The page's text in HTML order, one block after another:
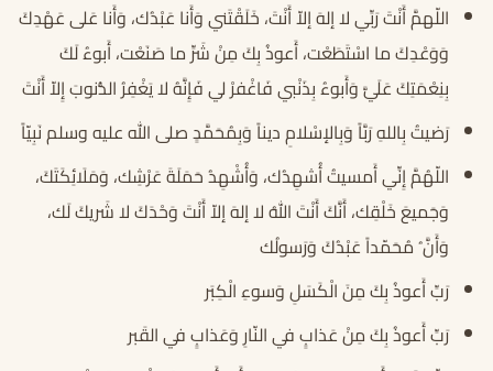
اللّهمَّ أَنْتَ رَبِّي لا إلهَ إلاّ أَنْتَ، خَلَقْتَني وَأَنا عَبْدُك، وَأَنا عَلى عَهْدِكَ
وَوَعْدِكَ ما اسْتَطَعْت، أَعوذُ بِكَ مِنْ شَرِّ ما صَنَعْت، أَبوءُ لَكَ
بِنِعْمَتِكَ عَلَيَّ وَأَبوءُ بِذَنْبي فَاغْفرْ لي فَإِنَّهُ لا يَغْفِرُ الذُّنوبَ إِلاّ أَنْتَ
رَضيتُ بِاللهِ رَبَّاً وَبِالإسْلامِ ديناً وَبِمُحَمَّدٍ صلى الله عليه وسلم نَبِيّاً
اللّهُمَّ إِنِّي أَمسيتُ أُشهِدُك، وَأُشْهِدُ حَمَلَةَ عَرْشِك، وَمَلَائِكَتَكَ،
وَجَميعَ خَلْقِك، أَنَّكَ أَنْتَ اللهُ لا إلهَ إلاّ أَنْتَ وَحْدَكَ لا شَريكَ لَك،
وَأَنَّ ُ مُحَمّداً عَبْدُكَ وَرَسولُك
رَبِّ أَعوذُ بِكَ مِنَ الْكَسَلِ وَسوءِ الْكِبَر
رَبِّ أَعوذُ بِكَ مِنْ عَذابٍ في النّارِ وَعَذابٍ في القَبر